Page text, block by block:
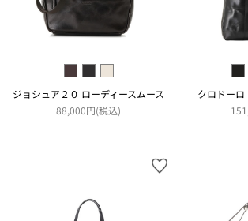
ジョシュア２０ ローディースムース
88,000円(税込)
クロドーロ